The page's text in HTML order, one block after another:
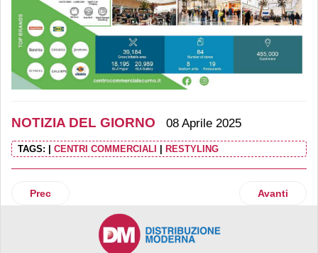
NOTIZIA DEL GIORNO 08 Aprile 2025
TAGS: CENTRI COMMERCIALI RESTYLING
Articolo precedente: Persán (private label) sale a un
Prec Articolo
Avanti